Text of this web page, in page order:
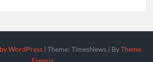
WordPress |Theme: TimesNews | ByTheme
Freesia.